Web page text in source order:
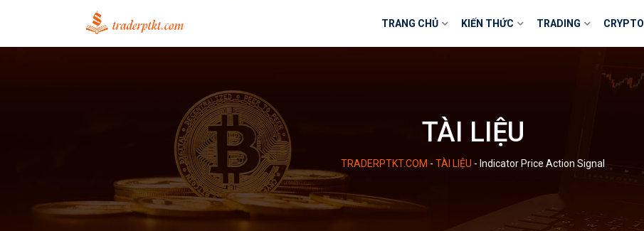
TRANG CHỦ KIẾN THỨC TRADING CRYPTO
TÀI LIỆU
TRADERPTKT.COM - TÀI LIỆU - Indicator Price Action Signal